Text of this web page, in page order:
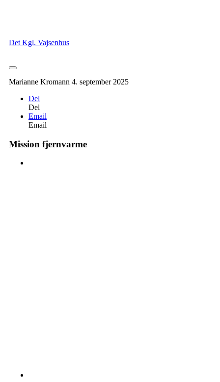
Det Kgl. Vajsenhus
Marianne Kromann 4. september 2025
Del
Del
Email
Email
Mission fjernvarme